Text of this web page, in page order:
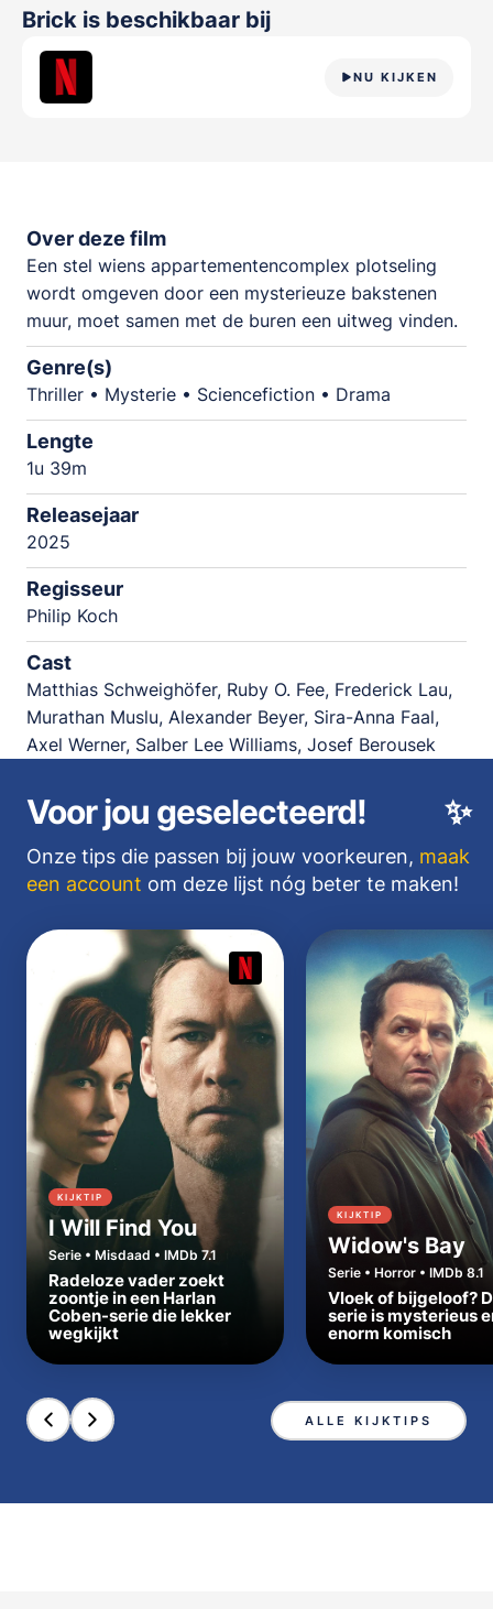
Brick is beschikbaar bij
NU KIJKEN
Over deze film
Een stel wiens appartementencomplex plotseling
wordt omgeven door een mysterieuze bakstenen
muur, moet samen met de buren een uitweg vinden.
Genre(s)
Thriller • Mysterie • Sciencefiction • Drama
Lengte
1u 39m
Releasejaar
2025
Regisseur
Philip Koch
Cast
Matthias Schweighöfer, Ruby O. Fee, Frederick Lau,
Murathan Muslu, Alexander Beyer, Sira-Anna Faal,
Axel Werner, Salber Lee Williams, Josef Berousek
✨
Voor jou geselecteerd!
Onze tips die passen bij jouw voorkeuren, maak
een account om deze lijst nóg beter te maken!
KIJKTIP
I Will Find You
Serie • Misdaad • IMDb 7.1
Radeloze vader zoekt
zoontje in een Harlan
Coben-serie die lekker
wegkijkt
KIJKTIP
Widow's Bay
Serie • Horror • IMDb 8.1
Vloek of bijgeloof?
serie is mysterieus
enorm komisch
ALLE KIJKTIPS